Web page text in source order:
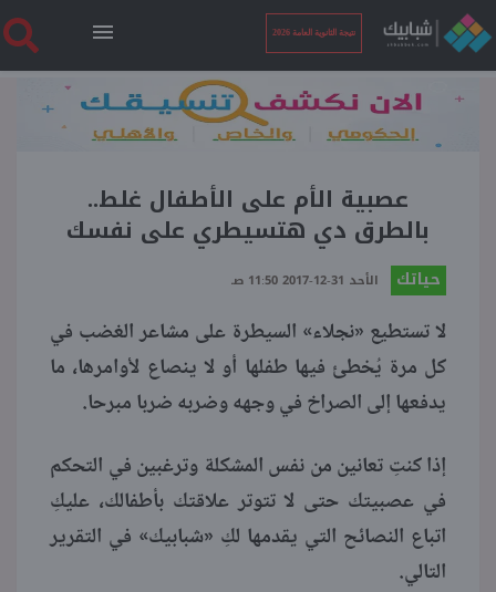
نتيجة الثانوية العامة 2026
الرئيسية
نتيجة الثانوية العامة 2026
فنجان قهوة
بوابة الطلبة
ملفات
منوعات
عصبية الأم على الأطفال غلط..
بالطرق دي هتسيطري على نفسك
حياتك الأحد 31-12-2017 11:50 صـ
لا تستطيع «نجلاء» السيطرة على مشاعر الغضب في
كل مرة يُخطئ فيها طفلها أو لا ينصاع لأوامرها، ما
يدفعها إلى الصراخ في وجهه وضربه ضربا مبرحا.
إذا كنتِ تعانين من نفس المشكلة وترغبين في التحكم
في عصبيتك حتى لا تتوتر علاقتك بأطفالك، عليكِ
اتباع النصائح التي يقدمها لكِ «شبابيك» في التقرير
التالي.